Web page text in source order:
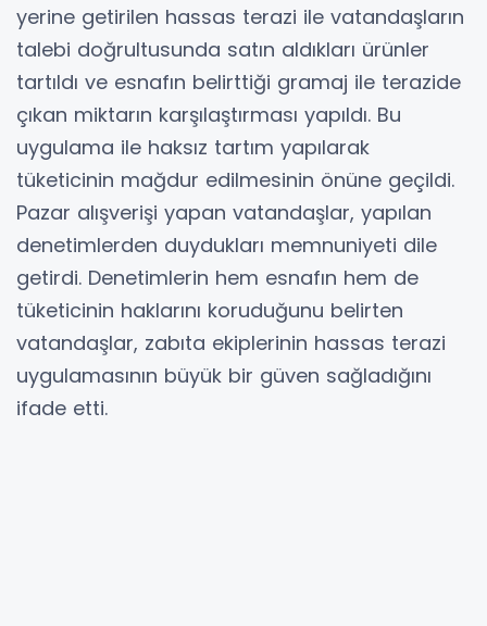
yerine getirilen hassas terazi ile vatandaşların
talebi doğrultusunda satın aldıkları ürünler
tartıldı ve esnafın belirttiği gramaj ile terazide
çıkan miktarın karşılaştırması yapıldı. Bu
uygulama ile haksız tartım yapılarak
tüketicinin mağdur edilmesinin önüne geçildi.
Pazar alışverişi yapan vatandaşlar, yapılan
denetimlerden duydukları memnuniyeti dile
getirdi. Denetimlerin hem esnafın hem de
tüketicinin haklarını koruduğunu belirten
vatandaşlar, zabıta ekiplerinin hassas terazi
uygulamasının büyük bir güven sağladığını
ifade etti.